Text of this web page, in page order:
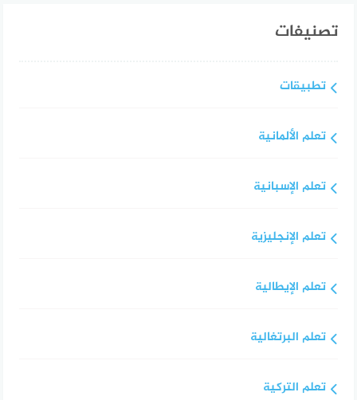
تصنيفات
تطبيقات
تعلم الألمانية
تعلم الإسبانية
تعلم الإنجليزية
تعلم الإيطالية
تعلم البرتغالية
تعلم التركية